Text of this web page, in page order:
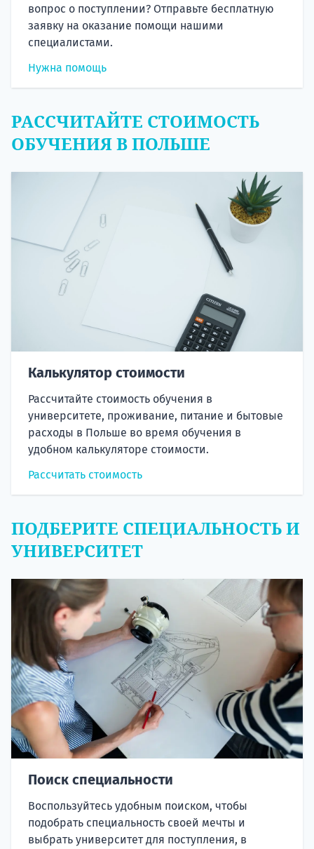
вопрос о поступлении? Отправьте бесплатную
заявку на оказание помощи нашими
специалистами.
Нужна помощь
РАССЧИТАЙТЕ СТОИМОСТЬ
ОБУЧЕНИЯ В ПОЛЬШЕ
Калькулятор стоимости
Рассчитайте стоимость обучения в
университете, проживание, питание и бытовые
расходы в Польше во время обучения в
удобном калькуляторе стоимости.
Рассчитать стоимость
ПОДБЕРИТЕ СПЕЦИАЛЬНОСТЬ И
УНИВЕРСИТЕТ
Поиск специальности
Воспользуйтесь удобным поиском, чтобы
подобрать специальность своей мечты и
выбрать университет для поступления, в